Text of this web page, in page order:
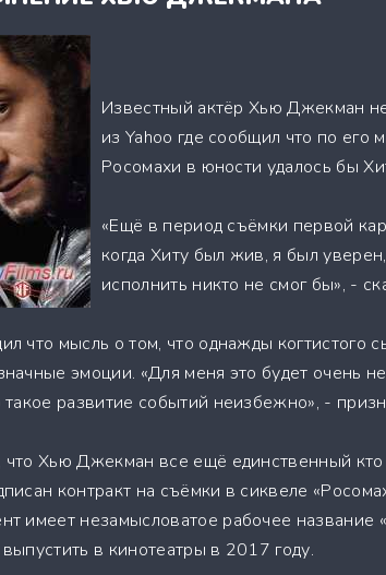
Известный актёр Хью Джекман
из Yahoo где сообщил что по его
Росомахи в юности удалось бы
«Ещё в период съёмки первой
когда Хиту был жив, я был
исполнить никто не смог бы», -
что мысль о том, что однажды когтистого
эмоции. «Для меня это будет очень
такое развитие событий неизбежно», -
Хью Джекман все ещё единственный кто
контракт на съёмки в сиквеле
имеет незамысловатое рабочее название
в кинотеатры в 2017 году.